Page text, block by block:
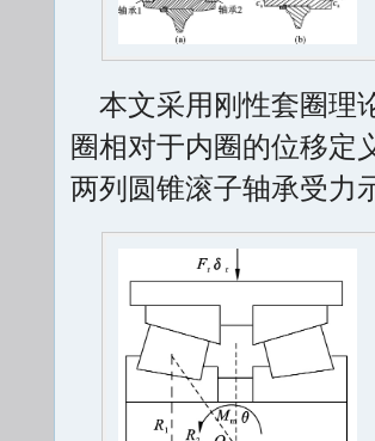
本文采用刚性套圈理
圈相对于内圈的位移定
两列圆锥滚子轴承受力